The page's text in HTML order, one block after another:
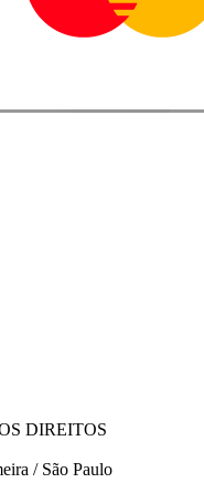
DIREITOS
/ São Paulo